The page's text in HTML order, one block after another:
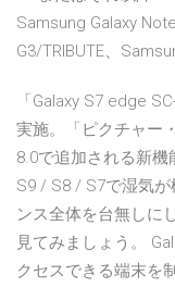
Samsung Galaxy
G3/TRIBUTE、
「Galaxy S7 edge
実施。「ピクチャー
8.0で追加される新機
S9 / S8 / S7で湿気
ンス全体を台無しに
見てみましょう。
クセスできる端末を